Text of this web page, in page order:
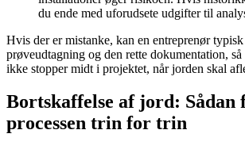
du ende med uforudsete udgifter til
Hvis der er mistanke, kan en entreprenør
prøveudtagning og den rette dokumentation,
ikke stopper midt i projektet, når jorden skal
Bortskaffelse af jord: Sådan
processen trin for trin